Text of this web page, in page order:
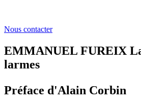
Nous contacter
EMMANUEL FUREIX
larmes
Préface d'Alain Corbin